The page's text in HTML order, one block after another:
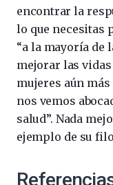
encontrar la
lo que necesitas
“a la mayoría de
mejorar las
mujeres aún
nos vemos
salud”. Nada
ejemplo de su